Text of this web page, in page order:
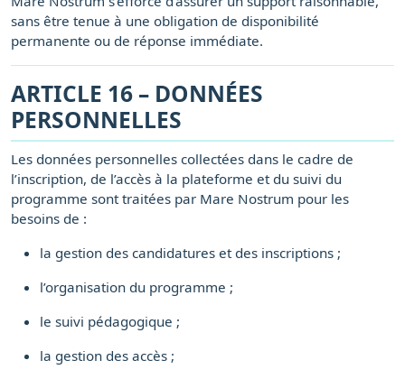
sans être tenue à une obligation de disponibilité
permanente ou de réponse immédiate.
ARTICLE 16 – DONNÉES
PERSONNELLES
Les données personnelles collectées dans le cadre de
l’inscription, de l’accès à la plateforme et du suivi du
programme sont traitées par Mare Nostrum pour les
besoins de :
la gestion des candidatures et des inscriptions ;
l’organisation du programme ;
le suivi pédagogique ;
la gestion des accès ;